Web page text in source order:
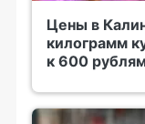
Цены в
килограмм
к 600